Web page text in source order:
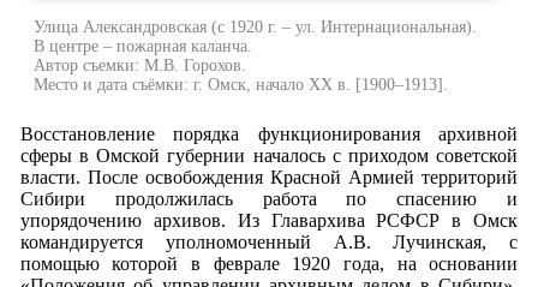
Улица Александровская (с 1920 г. – ул. Интернациональная).
В центре – пожарная каланча.
Автор съемки: М.В. Горохов.
Место и дата съёмки: г. Омск, начало XX в. [1900–1913].
Восстановление порядка функционирования архивной
сферы в Омской губернии началось с приходом советской
власти. После освобождения Красной Армией территорий
Сибири продолжилась работа по спасению и
упорядочению архивов. Из Главархива РСФСР в Омск
командируется уполномоченный А.В. Лучинская, с
помощью которой в феврале 1920 года, на основании